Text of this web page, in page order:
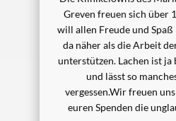
Greven freuen sich über
will allen Freude und
da näher als die Arbeit
unterstützen. Lachen ist ja
und lässt so
vergessen.Wir freuen
euren Spenden die